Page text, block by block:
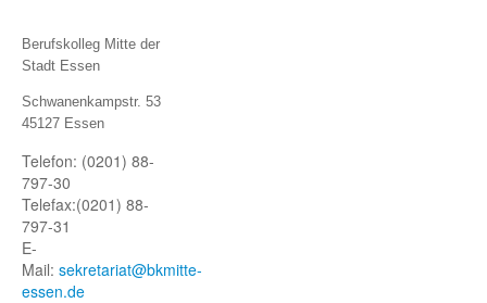
Berufskolleg Mitte der
Stadt Essen
Schwanenkampstr. 53
45127 Essen
Telefon: (0201) 88-
797-30
Telefax:(0201) 88-
797-31
E-
Mail: sekretariat@bkmitte-
essen.de